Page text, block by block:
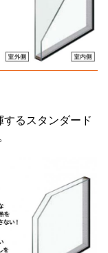
るスタンダード